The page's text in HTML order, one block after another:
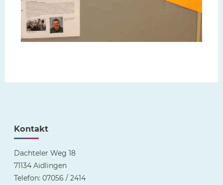
Kontakt
Dachteler Weg 18
71134 Aidlingen
Telefon: 07056 / 2414